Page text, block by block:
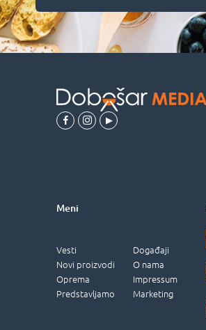
Meni
Vesti
Novi proizvodi
Oprema
Predstavljamo
Događaji
O nama
Impressum
Marketing